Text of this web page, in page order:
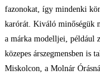
fazonokat, így mindenki
karórát. Kiváló minőségük
a márka modelljei, például
közepes árszegmensben is
Miskolcon, a Molnár